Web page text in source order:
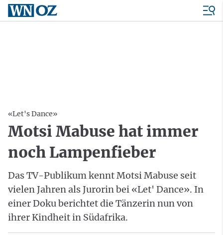
«Let's Dance»
Motsi Mabuse hat immer
noch Lampenfieber
Das TV-Publikum kennt Motsi Mabuse seit
vielen Jahren als Jurorin bei «Let' Dance». In
einer Doku berichtet die Tänzerin nun von
ihrer Kindheit in Südafrika.